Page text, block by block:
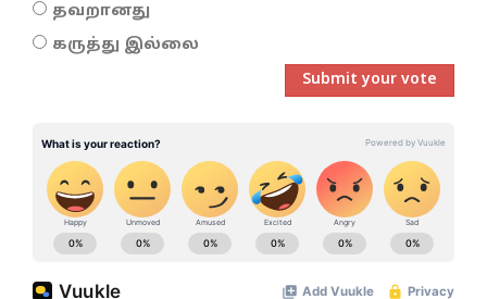
தவறானது
கருத்து இல்லை
Submit your vote